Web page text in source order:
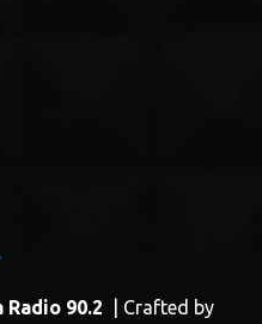
Radio 90.2 | Crafted by